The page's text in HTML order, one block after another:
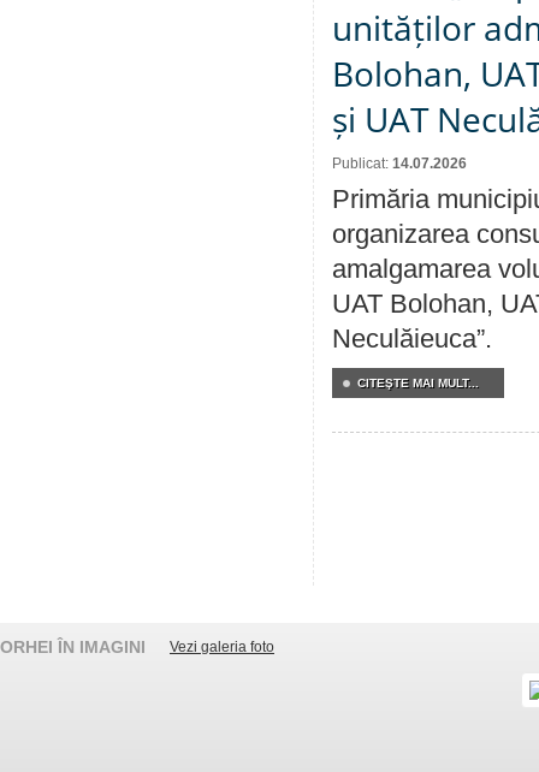
unităților
Bolohan,
și UAT
Publicat: 14.07.2026
Primăria
organizarea
amalgamarea
UAT Bolohan,
Neculăieuca”.
CITEŞTE MAI MULT...
ORHEI ÎN IMAGINI Vezi galeria foto